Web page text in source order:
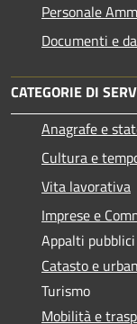
Personale
Documenti e
CATEGORIE DI
Anagrafe e
Cultura e
Vita lavorativa
Imprese e
Appalti pubblici
Catasto e
Turismo
Mobilità e